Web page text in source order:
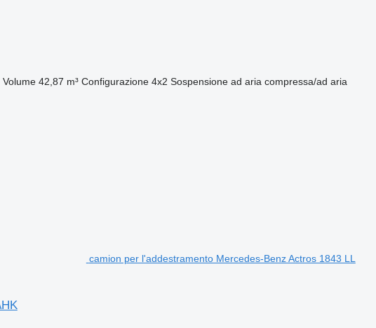
Volume 42,87 m³ Configurazione 4x2 Sospensione ad aria compressa/ad aria
camion per l'addestramento Mercedes-Benz Actros 1843 LL